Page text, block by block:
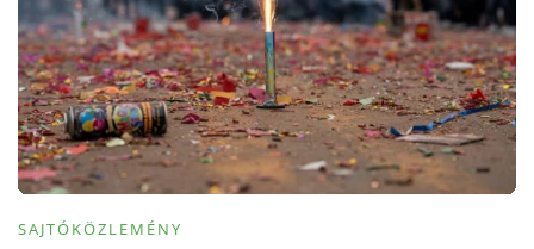
SAJTÓKÖZLEMÉNY